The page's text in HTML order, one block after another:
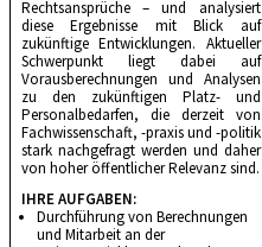
Rechtsansprüche – und analysiert
diese Ergebnisse mit Blick auf
zukünftige Entwicklungen. Aktueller
Schwerpunkt liegt dabei auf
Vorausberechnungen und Analysen
zu den zukünftigen Platz- und
Personalbedarfen, die derzeit von
Fachwissenschaft, -praxis und -politik
stark nachgefragt werden und daher
von hoher öffentlicher Relevanz sind.
IHRE AUFGABEN:
Durchführung von Berechnungen
und Mitarbeit an der